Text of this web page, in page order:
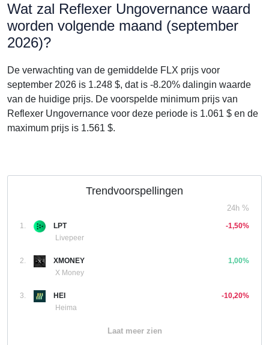
Wat zal Reflexer Ungovernance waard
worden volgende maand (september
2026)?
De verwachting van de gemiddelde FLX prijs voor
september 2026 is 1.248 $, dat is -8.20% dalingin waarde
van de huidige prijs. De voorspelde minimum prijs van
Reflexer Ungovernance voor deze periode is 1.061 $ en de
maximum prijs is 1.561 $.
Trendvoorspellingen
24h %
1.
LPT
Livepeer
-1,50%
2.
XMONEY
X Money
1,00%
3.
HEI
Heima
-10,20%
Laat meer zien